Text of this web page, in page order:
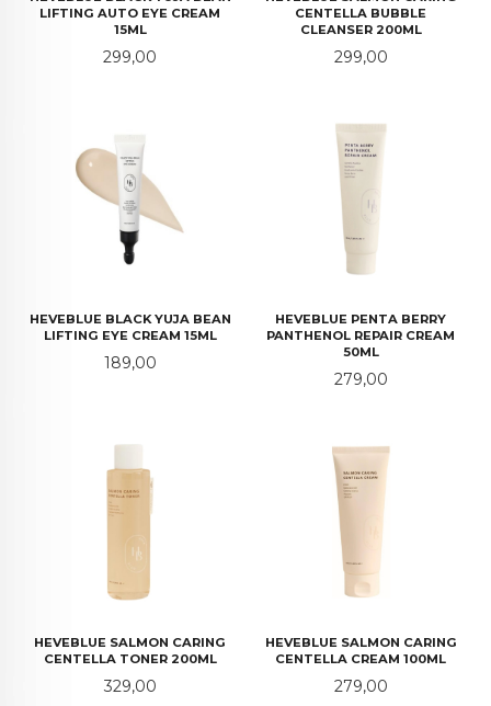
LIFTING AUTO EYE CREAM
15ML
Pris
299,00
CENTELLA BUBBLE
CLEANSER 200ML
Pris
299,00
HEVEBLUE BLACK YUJA BEAN
LIFTING EYE CREAM 15ML
Pris
189,00
HEVEBLUE PENTA BERRY
PANTHENOL REPAIR CREAM
50ML
Pris
279,00
HEVEBLUE SALMON CARING
CENTELLA TONER 200ML
Pris
329,00
HEVEBLUE SALMON CARING
CENTELLA CREAM 100ML
Pris
279,00